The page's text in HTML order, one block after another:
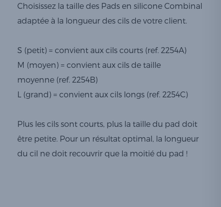
Choisissez la taille des Pads en silicone Combinal
adaptée à la longueur des cils de votre client.
S (petit) = convient aux cils courts (ref. 2254A)
M (moyen) = convient aux cils de taille
moyenne (ref. 2254B)
L (grand) = convient aux cils longs (ref. 2254C)
Plus les cils sont courts, plus la taille du pad doit
être petite. Pour un résultat optimal, la longueur
du cil ne doit recouvrir que la moitié du pad !